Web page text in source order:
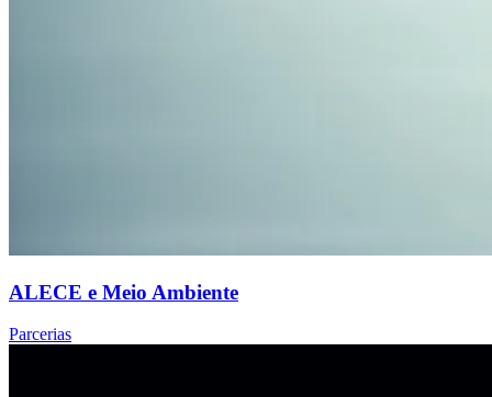
ALECE e Meio Ambiente
Parcerias